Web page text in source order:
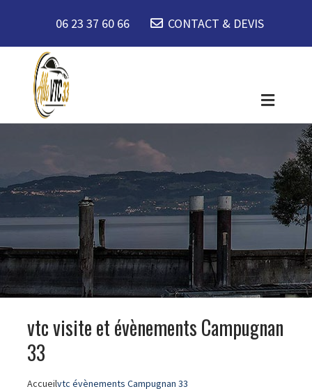
06 23 37 60 66 CONTACT & DEVIS
vtc visite et évènements Campugnan
33
Accueilvtc évènements Campugnan 33